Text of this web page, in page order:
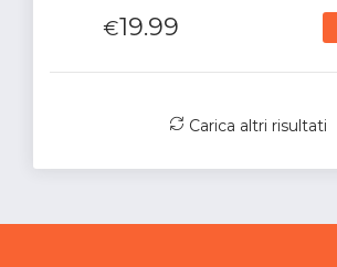
€19.99
Carica altri risultati